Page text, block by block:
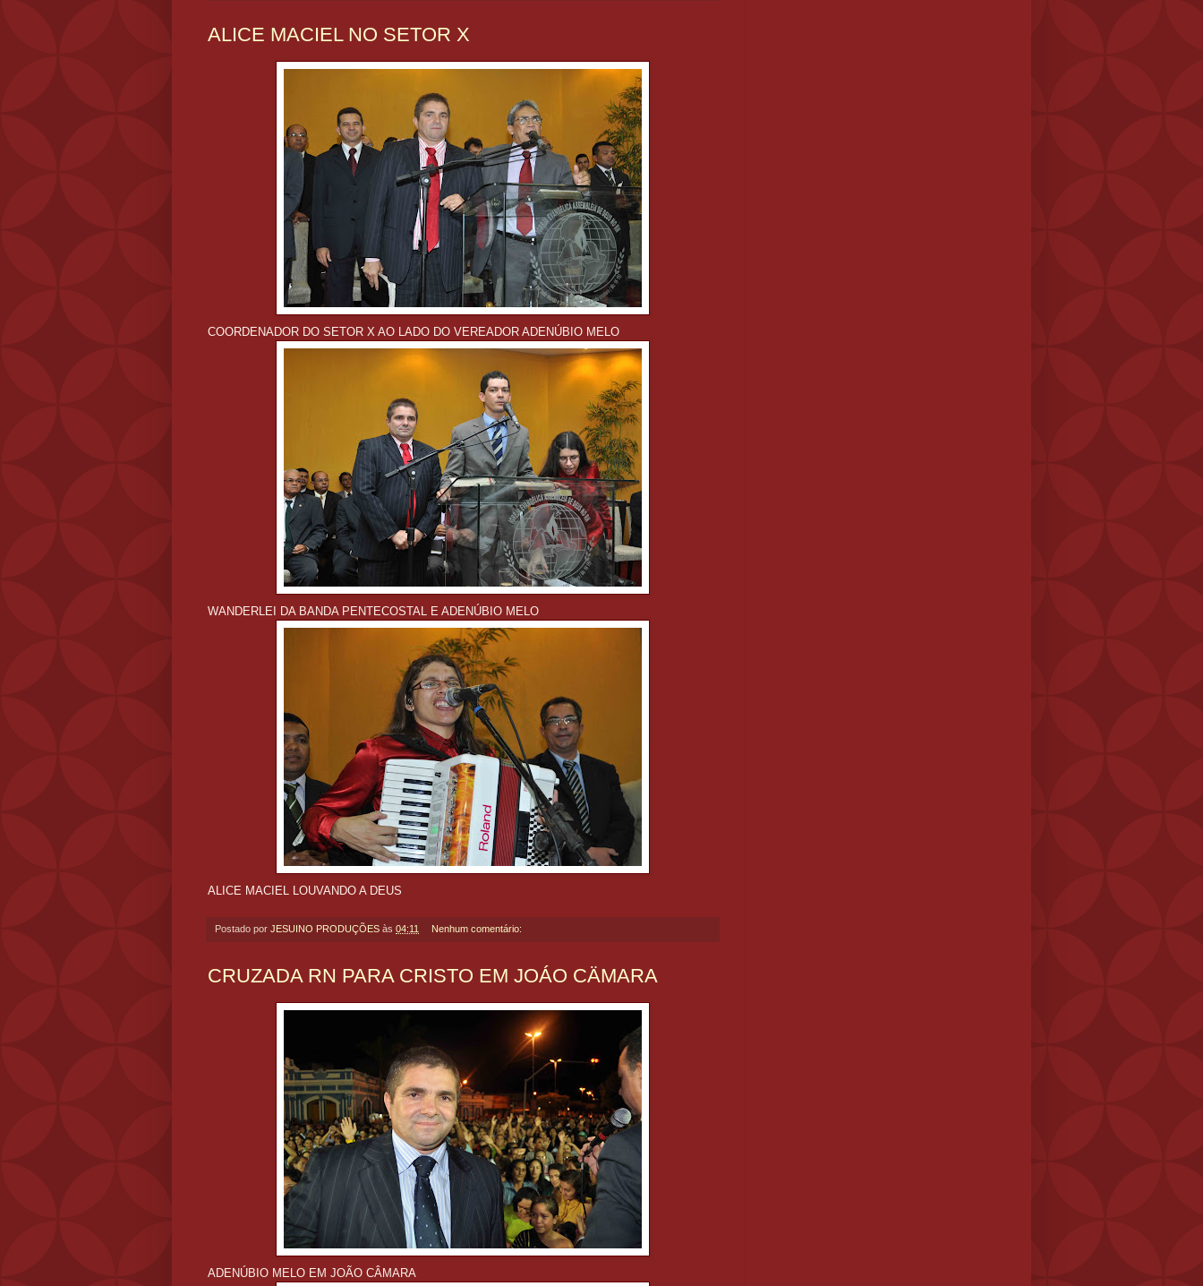
ALICE MACIEL NO SETOR X
COORDENADOR DO SETOR X AO LADO DO VEREADOR ADENÚBIO MELO
WANDERLEI DA BANDA PENTECOSTAL E ADENÚBIO MELO
ALICE MACIEL LOUVANDO A DEUS
Postado por JESUINO PRODUÇÕES às 04:11 Nenhum comentário:
CRUZADA RN PARA CRISTO EM JOÁO CÄMARA
ADENÚBIO MELO EM JOÃO CÂMARA